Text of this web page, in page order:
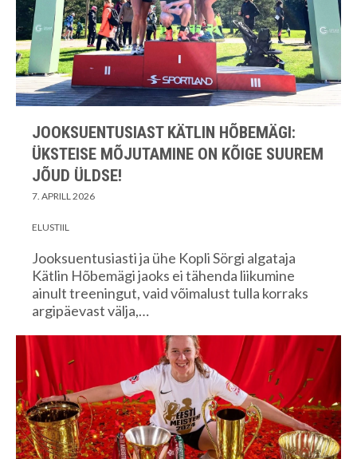
JOOKSUENTUSIAST KÄTLIN HÕBEMÄGI:
ÜKSTEISE MÕJUTAMINE ON KÕIGE SUUREM
JÕUD ÜLDSE!
7. APRILL 2026
ELUSTIIL
Jooksuentusiasti ja ühe Kopli Sörgi algataja
Kätlin Hõbemägi jaoks ei tähenda liikumine
ainult treeningut, vaid võimalust tulla korraks
argipäevast välja,…